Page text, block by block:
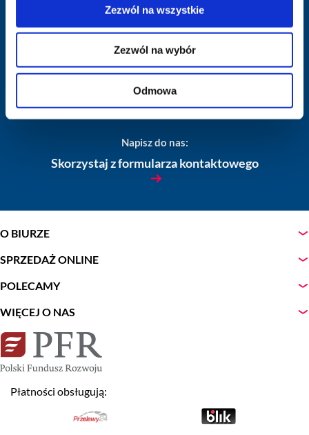
Zezwól na wszystkie
Zezwól na wybór
Odmowa
Znajdź najbliżej Ciebie
Napisz do nas:
Skorzystaj z formularza kontaktowego
O BIURZE
SPRZEDAŻ ONLINE
POLECAMY
WIĘCEJ O NAS
Płatności obsługują: